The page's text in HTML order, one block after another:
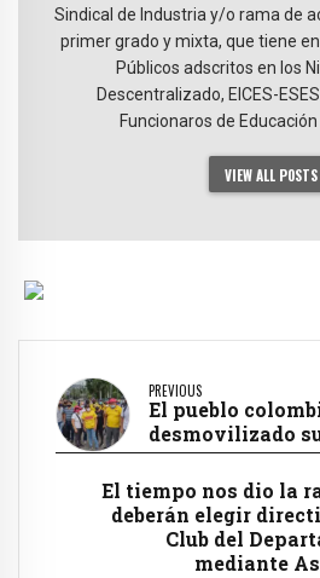
Sindical de Industria y/o rama de
primer grado y mixta, que tiene
Públicos adscritos en los
Descentralizado, EICES-
Funcionaros de Educación
VIEW ALL POSTS
PREVIOUS
El pueblo
desmovilizado
El tiempo nos dio la
deberán elegir
Club del
mediante